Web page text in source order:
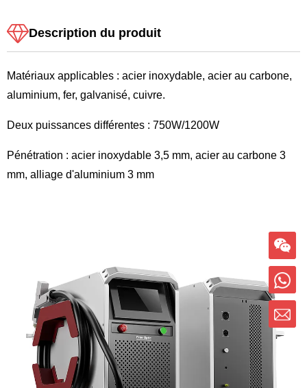
Description du produit
Matériaux applicables : acier inoxydable, acier au carbone,
aluminium, fer, galvanisé, cuivre.
Deux puissances différentes : 750W/1200W
Pénétration : acier inoxydable 3,5 mm, acier au carbone 3
mm, alliage d'aluminium 3 mm